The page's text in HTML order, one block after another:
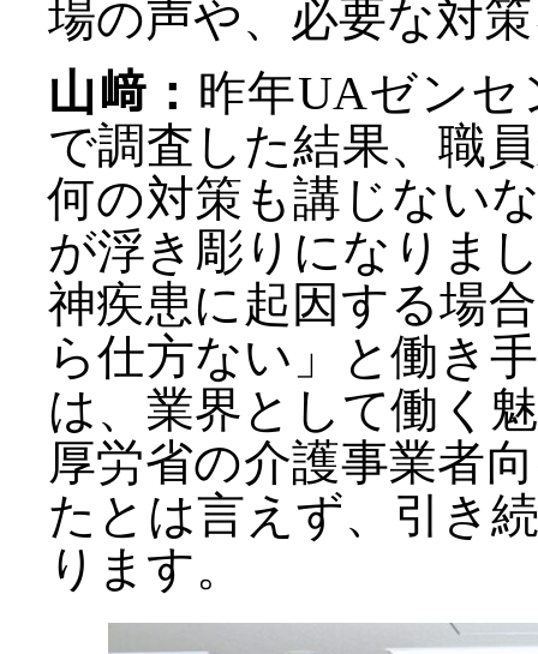
場の声や、必要な対
山﨑： 昨年UAゼン
で調査した結果、職
何の対策も講じない
が浮き彫りになりま
神疾患に起因する場
ら仕方ない」と働き
は、業界として働く
厚労省の介護事業者
たとは言えず、引き
ります。